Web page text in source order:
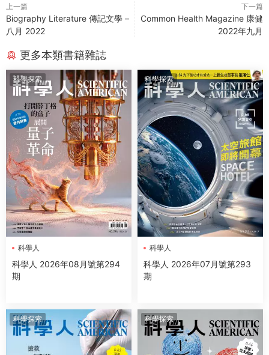
上一篇
Biography Literature 傳記文學 –
八月 2022
下一篇
Common Health Magazine 康健
2022年九月
更多本類書籍雜誌
科學探索
科學人
科學人 2026年08月號第294
期
科學探索
科學人
科學人 2026年07月號第293
期
科學探索 科學探索